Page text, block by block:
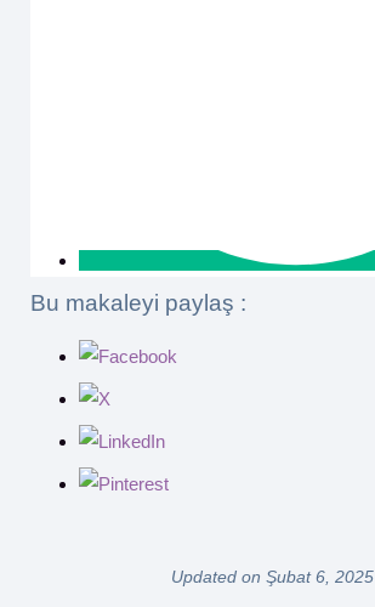
Bu makaleyi paylaş :
Updated on Şubat 6, 2025